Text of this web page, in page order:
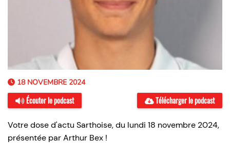
18 NOVEMBRE 2024
Écouter le podcast Télécharger le podcast
Votre dose d'actu Sarthoise, du lundi 18 novembre 2024,
présentée par Arthur Bex !